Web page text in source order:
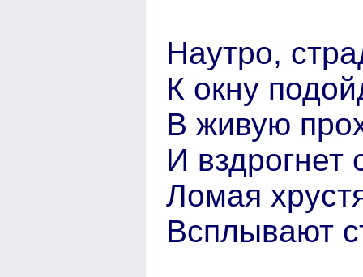
Наутро,
К окну
В живую
И вздрогнет
Ломая
Всплывают